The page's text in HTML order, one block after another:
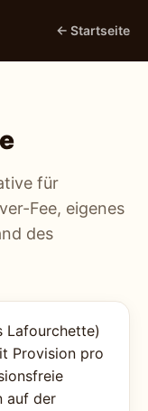
← Startseite
für
Fee, eigenes
des
Lafourchette)
Provision pro
auf der